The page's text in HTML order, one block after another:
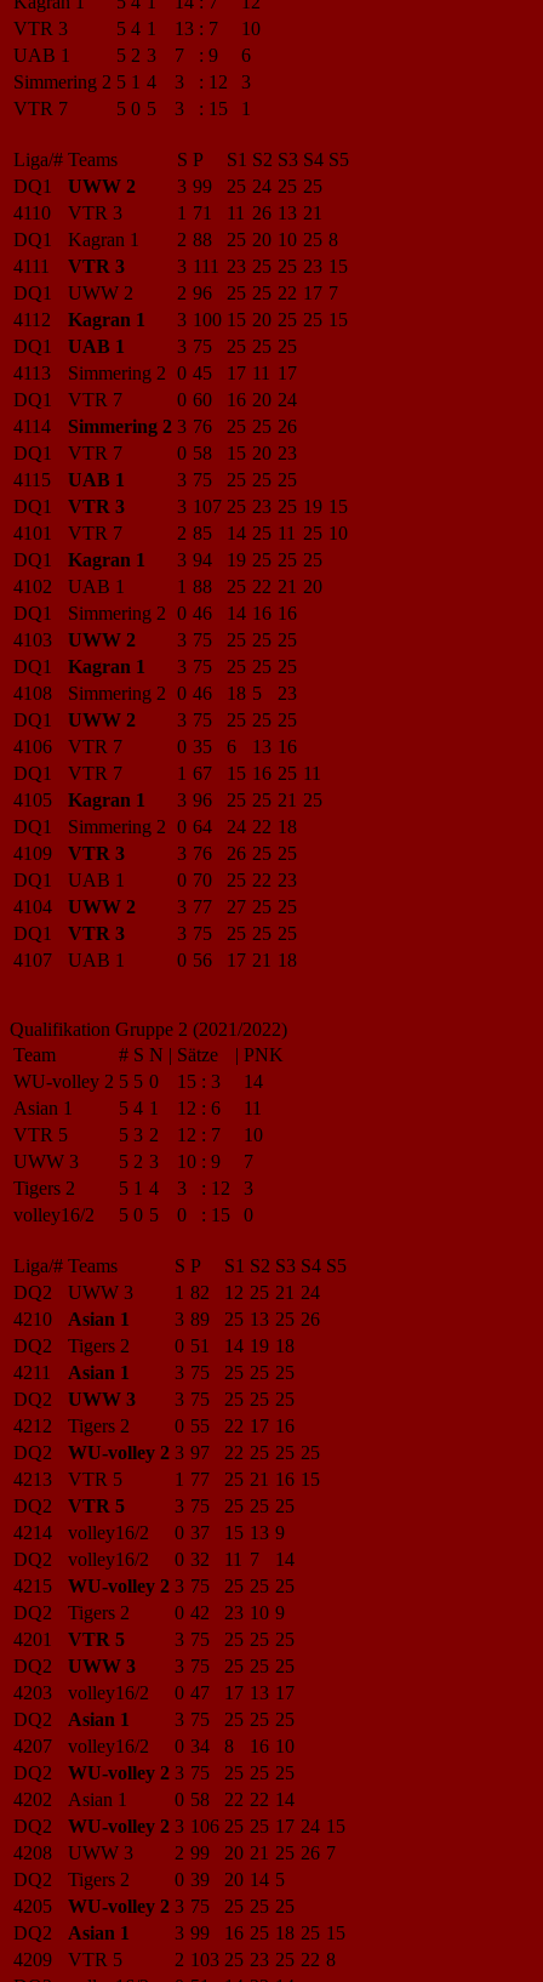
VTR 3
5 4 1 13 : 7
10
UAB 1
5 2 3 7 : 9
6
Simmering 2 5 1 4 3 : 12
3
VTR 7
5 0 5 3 : 15 1
Liga/# Teams S P S1 S2 S3 S4 S5
DQ1
UWW 2 3 99 25 24 25 25
4110
VTR 3 1 71 11 26 13 21
DQ1
Kagran 1 2 88 25 20 10 25 8
4111
VTR 3 3 111 23 25 25 23 15
DQ1
UWW 2 2 96 25 25 22 17 7
4112
Kagran 1 3 100 15 20 25 25 15
DQ1
UAB 1 3 75 25 25 25
4113
Simmering 2 0 45 17 11 17
DQ1
VTR 7 0 60 16 20 24
4114
Simmering 2 3 76 25 25 26
DQ1
VTR 7 0 58 15 20 23
4115
UAB 1 3 75 25 25 25
DQ1
VTR 3 3 107 25 23 25 19 15
4101
VTR 7 2 85 14 25 11 25 10
DQ1
Kagran 1 3 94 19 25 25 25
4102
UAB 1 1 88 25 22 21 20
DQ1
Simmering 2 0 46 14 16 16
4103
UWW 2 3 75 25 25 25
DQ1
Kagran 1 3 75 25 25 25
4108
Simmering 2 0 46 18 5
23
DQ1
UWW 2 3 75 25 25 25
4106
VTR 7 0 35 6 13 16
DQ1
VTR 7 1 67 15 16 25 11
4105
Kagran 1 3 96 25 25 21 25
DQ1
Simmering 2 0 64 24 22 18
4109
VTR 3 3 76 26 25 25
DQ1
UAB 1 0 70 25 22 23
4104
UWW 2 3 77 27 25 25
DQ1
VTR 3 3 75 25 25 25
4107
UAB 1 0 56 17 21 18
Qualifikation Gruppe 2 (2021/2022)
Team
# S N | Sätze | PNK
WU-volley 2 5 5 0 15 : 3
14
Asian 1
5 4 1 12 : 6
11
VTR 5
5 3 2 12 : 7
10
UWW 3
5 2 3 10 : 9
7
Tigers 2
5 1 4 3 : 12
3
volley16/2
5 0 5 0 : 15 0
Liga/# Teams S P S1 S2 S3 S4 S5
DQ2
UWW 3 1 82 12 25 21 24
4210
Asian 1 3 89 25 13 25 26
DQ2
Tigers 2 0 51 14 19 18
4211
Asian 1 3 75 25 25 25
DQ2
UWW 3 3 75 25 25 25
4212
Tigers 2 0 55 22 17 16
DQ2
WU-volley 2 3 97 22 25 25 25
4213
VTR 5 1 77 25 21 16 15
DQ2
VTR 5 3 75 25 25 25
4214
volley16/2 0 37 15 13 9
DQ2
volley16/2 0 32 11 7
14
4215
WU-volley 2 3 75 25 25 25
DQ2
Tigers 2 0 42 23 10 9
4201
VTR 5 3 75 25 25 25
DQ2
UWW 3 3 75 25 25 25
4203
volley16/2 0 47 17 13 17
DQ2
Asian 1 3 75 25 25 25
4207
volley16/2 0 34 8 16 10
DQ2
WU-volley 2 3 75 25 25 25
4202
Asian 1 0 58 22 22 14
DQ2
WU-volley 2 3 106 25 25 17 24 15
4208
UWW 3 2 99 20 21 25 26 7
DQ2
Tigers 2 0 39 20 14 5
4205
WU-volley 2 3 75 25 25 25
DQ2
Asian 1 3 99 16 25 18 25 15
4209
VTR 5 2 103 25 23 25 22 8